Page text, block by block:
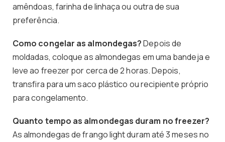
amêndoas, farinha de linhaça ou outra de sua
preferência.
Como congelar as almondegas?Depois de
moldadas, coloque as almondegas em uma bandeja e
leve ao freezer por cerca de 2 horas. Depois,
transfira para um saco plástico ou recipiente próprio
para congelamento.
Quanto tempo as almondegas duram no freezer?
As almondegas de frango light duram até 3 meses no